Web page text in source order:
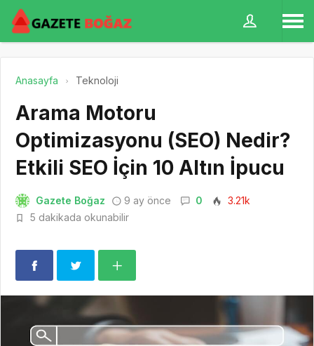
Anasayfa Teknoloji
Arama Motoru
Optimizasyonu (SEO) Nedir?
Etkili SEO İçin 10 Altın İpucu
Gazete Boğaz 9 ay önce 0
3.21k
5 dakikada okunabilir